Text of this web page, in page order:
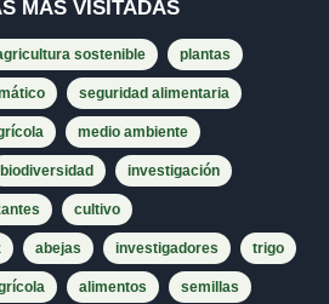
MÁS VISITADAS
sostenible plantas
seguridad alimentaria
medio ambiente
biodiversidad investigación
cultivo
abejas investigadores trigo
alimentos semillas